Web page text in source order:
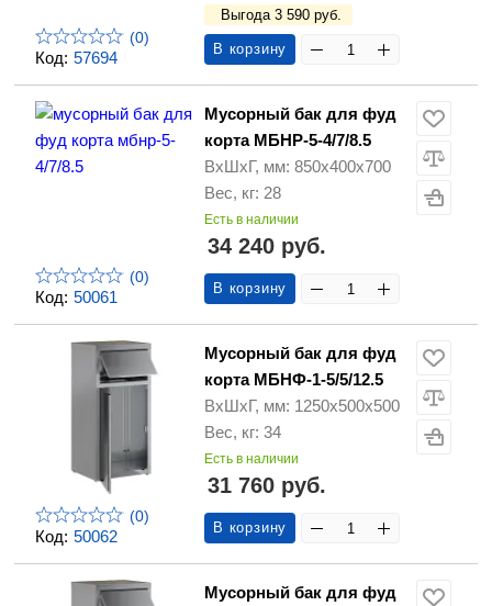
Код: 57694
(0)
Выгода 3 590 руб.
В корзину
Код: 50061
(0)
Мусорный бак для фуд
корта МБНР-5-4/7/8.5
ВхШхГ, мм: 850х400х700
Вес, кг: 28
Есть в наличии
34 240 руб.
В корзину
Код: 50062
(0)
Мусорный бак для фуд
корта МБНФ-1-5/5/12.5
ВхШхГ, мм: 1250х500х500
Вес, кг: 34
Есть в наличии
31 760 руб.
В корзину
Мусорный бак для фуд